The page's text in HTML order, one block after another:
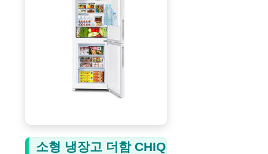
소형 냉장고 더함 CHIQ